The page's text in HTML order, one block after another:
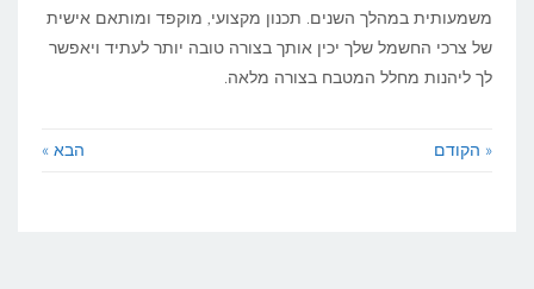
משמעותית במהלך השנים. תכנון מקצועי, מוקפד ומותאם אישית
של צרכי החשמל שלך יכין אותך בצורה טובה יותר לעתיד ויאפשר
לך ליהנות מחלל המטבח בצורה מלאה.
« הקודם הבא »